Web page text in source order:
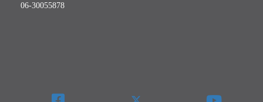
06-30055878